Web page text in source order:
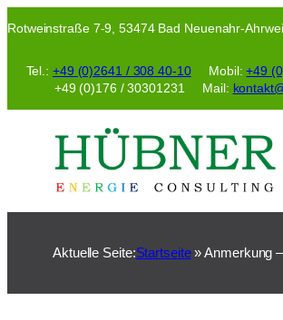
Inhalt
Rotweinstraße 7-9, 53474 Bad Neuenahr-
Tel.: +49 (0)2641 / 308 40-10Mobil:+49
+49 (0)176 / 30301231 Mail:
Aktuelle Seite:Startseite»Anmerkung